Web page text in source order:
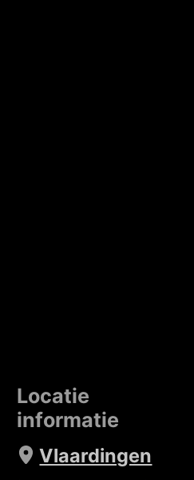
Locatie
informatie
Vlaardingen